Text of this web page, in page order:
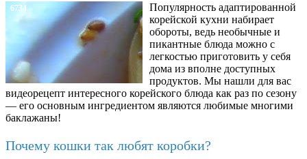
6734
Популярность адаптированной
корейской кухни набирает
обороты, ведь необычные и
пикантные блюда можно с
легкостью приготовить у себя
дома из вполне доступных
продуктов. Мы нашли для вас
видеорецепт интересного корейского блюда как раз по сезону
— его основным ингредиентом являются любимые многими
баклажаны!
Почему кошки так любят коробки?